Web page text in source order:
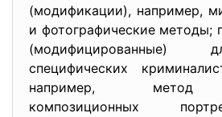
(модификации), например,
и фотографические методы;
(модифицированные)
специфических
например, метод
композиционных